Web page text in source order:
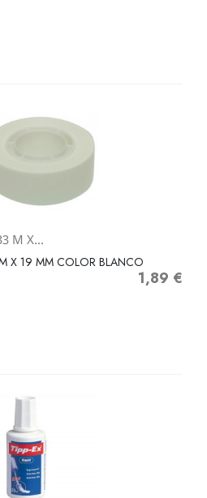
M X...
X 19 MM COLOR BLANCO
Precio
1,89 €